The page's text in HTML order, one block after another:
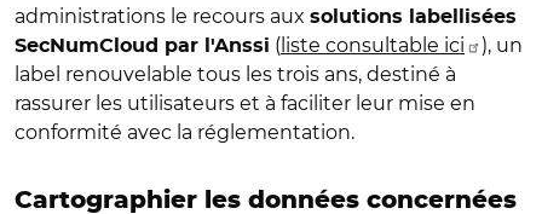
administrations le recours aux solutions labellisées
SecNumCloud par l'Anssi ( liste consultable ici
), un
label renouvelable tous les trois ans, destiné à
rassurer les utilisateurs et à faciliter leur mise en
conformité avec la réglementation.
Cartographier les données concernées